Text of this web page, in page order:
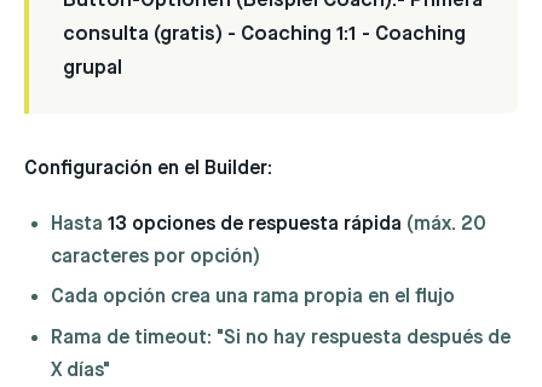
consulta (gratis) - Coaching 1:1 - Coaching
grupal
Configuración en el Builder:
Hasta13 opciones de respuesta rápida (máx. 20
caracteres por opción)
Cada opción crea una rama propia en el flujo
Rama de timeout: "Si no hay respuesta después de
X días"